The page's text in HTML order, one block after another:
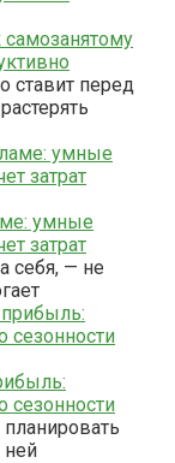
ставит перед
умные
затрат
себя, — не
сезонности
ней